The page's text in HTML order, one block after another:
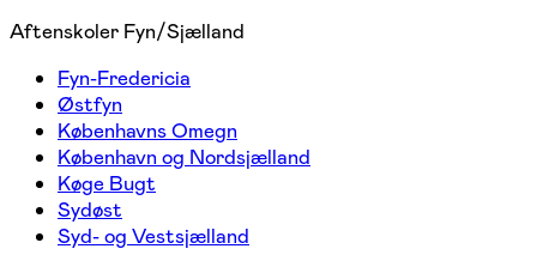
Aftenskoler Fyn/Sjælland
Fyn-Fredericia
Østfyn
Københavns Omegn
København og Nordsjælland
Køge Bugt
Sydøst
Syd- og Vestsjælland